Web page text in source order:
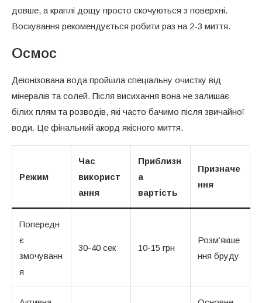
довше, а краплі дощу просто скочуються з поверхні.
Воскування рекомендується робити раз на 2-3 миття.
Осмос
Деіонізована вода пройшла спеціальну очистку від
мінералів та солей. Після висихання вона не залишає
білих плям та розводів, які часто бачимо після звичайної
води. Це фінальний акорд якісного миття.
Режим
Час
використ
ання
Приблизн
а
вартість
Призначе
ння
Попередн
є
змочуванн
я
30-40 сек 10-15 грн
Розм’якше
ння бруду